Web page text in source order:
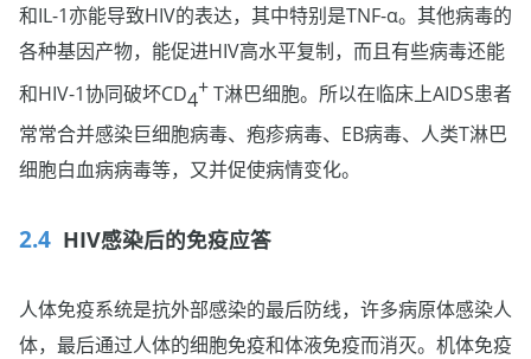
和IL-1亦能导致HIV的表达，其中特别是TNF-α。其他病毒的
各种基因产物，能促进HIV高水平复制，而且有些病毒还能
和HIV-1协同破坏CD4+T淋巴细胞。所以在临床上AIDS患者
常常合并感染巨细胞病毒、疱疹病毒、EB病毒、人类T淋巴
细胞白血病病毒等，又并促使病情变化。
HIV感染后的免疫应答
人体免疫系统是抗外部感染的最后防线，许多病原体感染人
体，最后通过人体的细胞免疫和体液免疫而消灭。机体免疫